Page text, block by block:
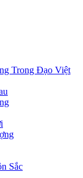
Trong Đạo Việt
Sắc